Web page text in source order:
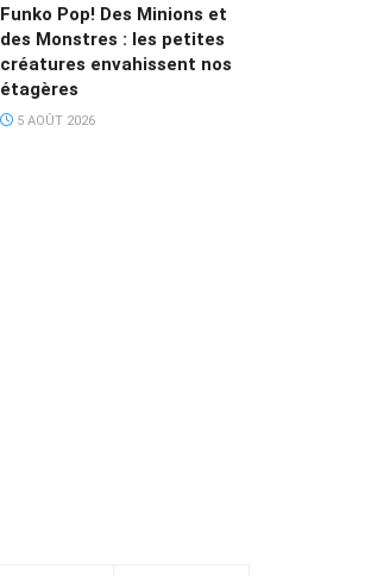
Funko Pop! Des Minions et
des Monstres : les petites
créatures envahissent nos
étagères
5 AOÛT 2026